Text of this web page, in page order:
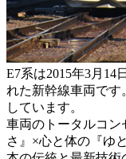
E7系は2015年3月14
れた新幹線車両です
しています。
車両のトータルコン
さ』×心と体の『ゆ